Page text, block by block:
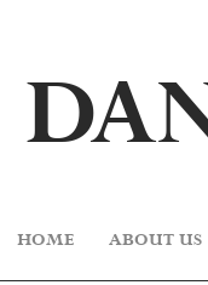
DA
HOME ABOUT US